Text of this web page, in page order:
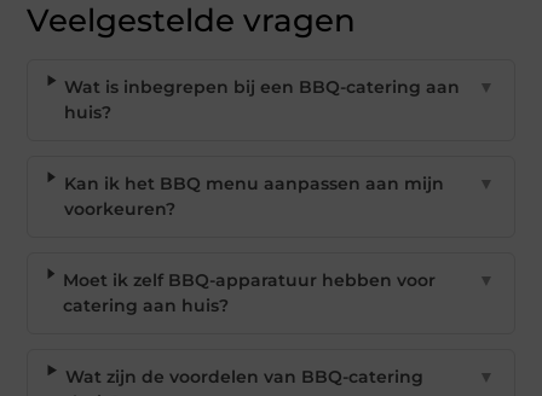
Veelgestelde vragen
Wat is inbegrepen bij een BBQ-catering aan
huis?
▼
Kan ik het BBQ menu aanpassen aan mijn
voorkeuren?
▼
Moet ik zelf BBQ-apparatuur hebben voor
catering aan huis?
▼
Wat zijn de voordelen van BBQ-catering
▼